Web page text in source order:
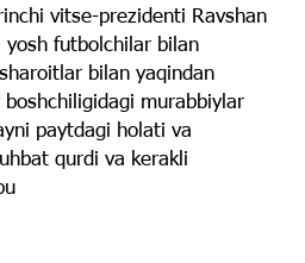
vitse-prezidenti Ravshan
futbolchilar bilan
bilan yaqindan
murabbiylar
paytdagi holati va
qurdi va kerakli